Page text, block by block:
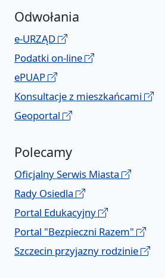
Odwołania
e-URZĄD
Podatki on-line
ePUAP
Konsultacje z mieszkańcami
Geoportal
Polecamy
Oficjalny Serwis Miasta
Rady Osiedla
Portal Edukacyjny
Portal "Bezpieczni Razem"
Szczecin przyjazny rodzinie